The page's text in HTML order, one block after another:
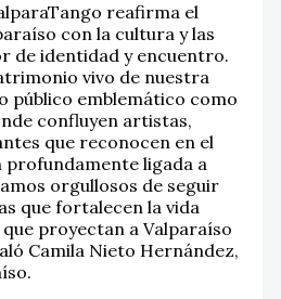
reafirma el
con la cultura y las
de identidad y encuentro.
vivo de nuestra
público emblemático como
confluyen artistas,
que reconocen en el
profundamente ligada a
orgullosos de seguir
que fortalecen la vida
proyectan a Valparaíso
Camila Nieto Hernández,